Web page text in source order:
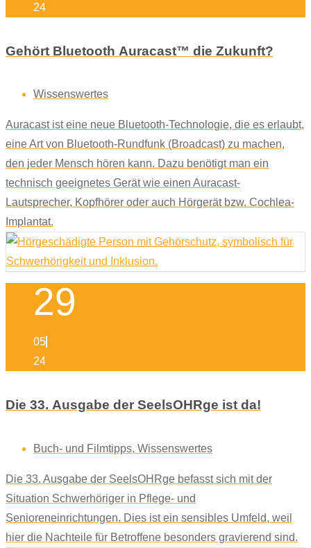
24
Gehört Bluetooth Auracast™ die Zukunft?
Wissenswertes
Auracast ist eine neue Bluetooth-Technologie, die es erlaubt,
eine Art von Bluetooth-Rundfunk (Broadcast) zu machen,
den jeder Mensch hören kann. Dazu benötigt man ein
technisch geeignetes Gerät wie einen Auracast-
Lautsprecher, Kopfhörer oder auch Hörgerät bzw. Cochlea-
Implantat.
29
05
24
Die 33. Ausgabe der SeelsOHRge ist da!
Buch- und Filmtipps, Wissenswertes
Die 33. Ausgabe der SeelsOHRge befasst sich mit der
Situation Schwerhöriger in Pflege- und
Senioreneinrichtungen. Dies ist ein sensibles Umfeld, weil
hier die Nachteile für Betroffene besonders gravierend sind.